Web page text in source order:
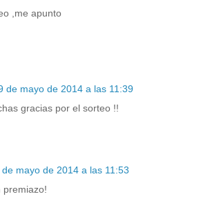
,me apunto
de mayo de 2014 a las 11:39
gracias por el sorteo !!
de mayo de 2014 a las 11:53
premiazo!